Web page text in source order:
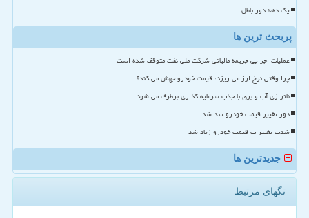
یک دهه دور باطل
پربحث ترین ها
عملیات اجرایی جریمه مالیاتی شرکت ملی نفت متوقف شده است
چرا وقتی نرخ ارز می ریزد، قیمت خودرو جهش می کند؟
ناترازی آب و برق با جذب سرمایه گذاری برطرف می شود
دور تغییر قیمت خودرو تند شد
شدت تغییرات قیمت خودرو زیاد شد
جدیدترین ها
تگهای مرتبط